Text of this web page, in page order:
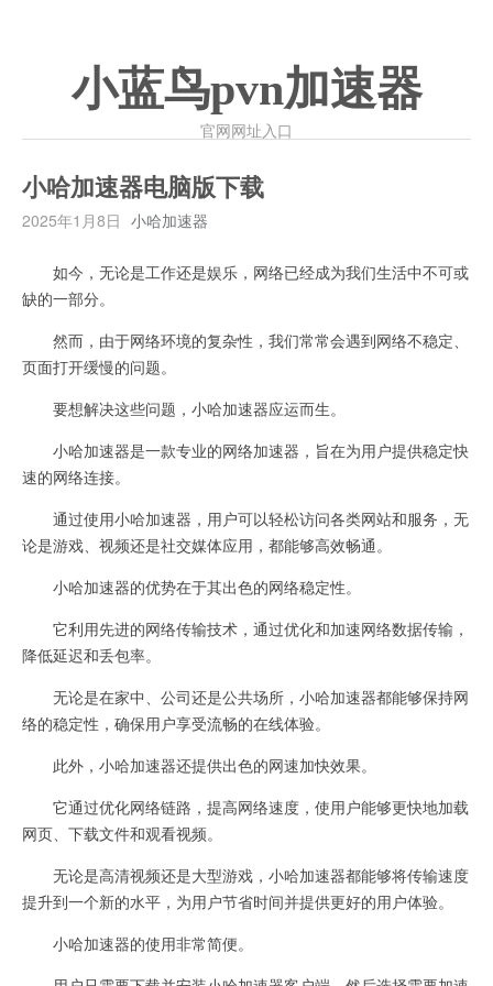
小蓝鸟pvn加速器
官网网址入口
小哈加速器电脑版下载
2025年1月8日 小哈加速器
如今，无论是工作还是娱乐，网络已经成为我们生活中不可或
缺的一部分。
然而，由于网络环境的复杂性，我们常常会遇到网络不稳定、
页面打开缓慢的问题。
要想解决这些问题，小哈加速器应运而生。
小哈加速器是一款专业的网络加速器，旨在为用户提供稳定快
速的网络连接。
通过使用小哈加速器，用户可以轻松访问各类网站和服务，无
论是游戏、视频还是社交媒体应用，都能够高效畅通。
小哈加速器的优势在于其出色的网络稳定性。
它利用先进的网络传输技术，通过优化和加速网络数据传输，
降低延迟和丢包率。
无论是在家中、公司还是公共场所，小哈加速器都能够保持网
络的稳定性，确保用户享受流畅的在线体验。
此外，小哈加速器还提供出色的网速加快效果。
它通过优化网络链路，提高网络速度，使用户能够更快地加载
网页、下载文件和观看视频。
无论是高清视频还是大型游戏，小哈加速器都能够将传输速度
提升到一个新的水平，为用户节省时间并提供更好的用户体验。
小哈加速器的使用非常简便。